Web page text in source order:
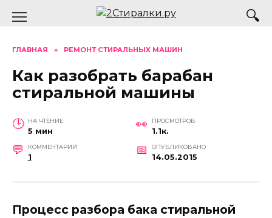
ГЛАВНАЯ » РЕМОНТ СТИРАЛЬНЫХ МАШИН
Как разобрать барабан
стиральной машины
НА ЧТЕНИЕ
5 мин
ПРОСМОТРОВ
1.1к.
КОММЕНТАРИИ
1
ОПУБЛИКОВАНО
14.05.2015
Процесс разбора бака стиральной